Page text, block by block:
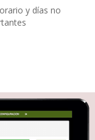
y días no